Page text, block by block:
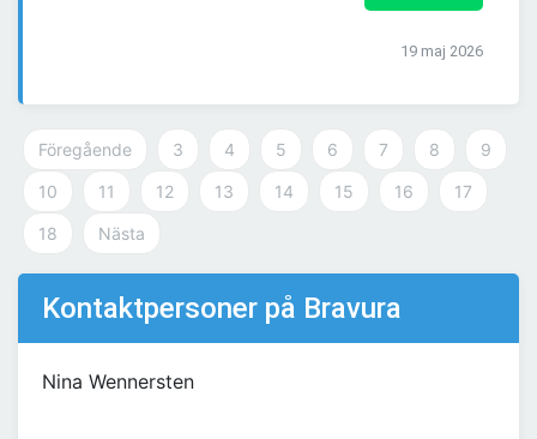
19 maj 2026
Föregående 3 4 5 6 7 8 9
10 11 12 13 14 15 16 17
18 Nästa
Kontaktpersoner på Bravura
Nina Wennersten